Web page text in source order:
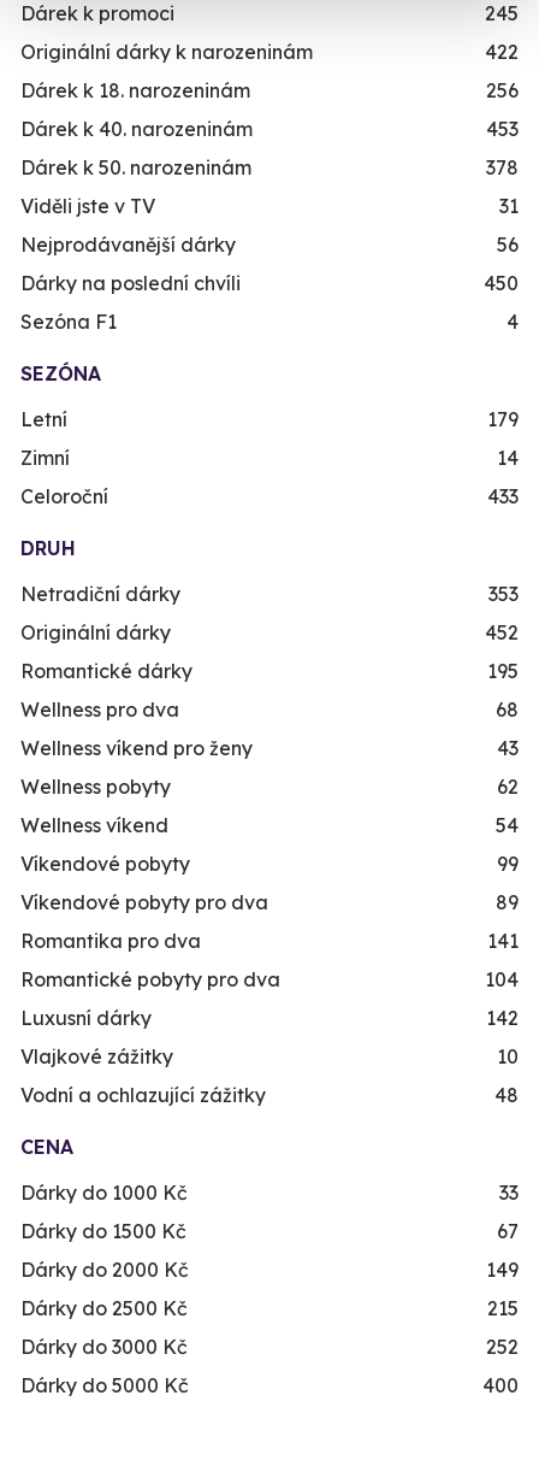
Dárek k promoci
245
Originální dárky k narozeninám
422
Dárek k 18. narozeninám
256
Dárek k 40. narozeninám
453
Dárek k 50. narozeninám
378
Viděli jste v TV
31
Nejprodávanější dárky
56
Dárky na poslední chvíli
450
Sezóna F1
4
SEZÓNA
Letní
179
Zimní
14
Celoroční
433
DRUH
Netradiční dárky
353
Originální dárky
452
Romantické dárky
195
Wellness pro dva
68
Wellness víkend pro ženy
43
Wellness pobyty
62
Wellness víkend
54
Víkendové pobyty
99
Víkendové pobyty pro dva
89
Romantika pro dva
141
Romantické pobyty pro dva
104
Luxusní dárky
142
Vlajkové zážitky
10
Vodní a ochlazující zážitky
48
CENA
Dárky do 1000 Kč
33
Dárky do 1500 Kč
67
Dárky do 2000 Kč
149
Dárky do 2500 Kč
215
Dárky do 3000 Kč
252
Dárky do 5000 Kč
400